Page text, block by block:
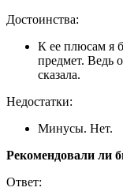
Достоинства:
К ее плюсам я
предмет. Ведь
сказала.
Недостатки:
Минусы. Нет.
Рекомендовали ли
Ответ: